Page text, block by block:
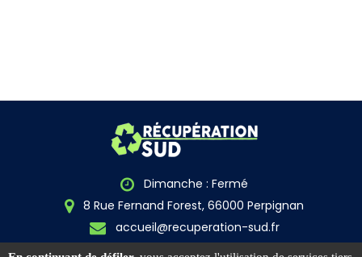
Dimanche : Fermé
8 Rue Fernand Forest, 66000 Perpignan
accueil@recuperation-sud.fr
Secrétariat : 04 68 86 04 31